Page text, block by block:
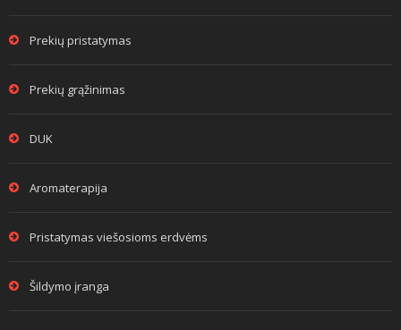
Prekių pristatymas
Prekių grąžinimas
DUK
Aromaterapija
Pristatymas viešosioms erdvėms
Šildymo įranga